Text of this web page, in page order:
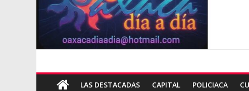
LAS DESTACADAS CAPITAL POLICIACA